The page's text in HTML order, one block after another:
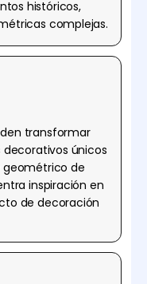
históricos,
complejas.
transformar
decorativos únicos
geométrico de
inspiración en
de decoración